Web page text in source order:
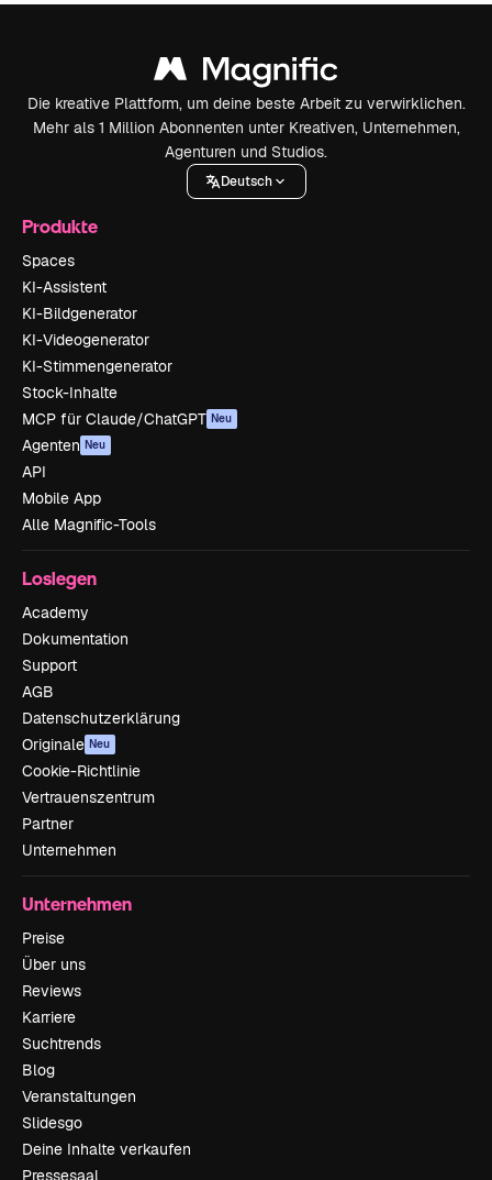
Die kreative Plattform, um deine beste Arbeit zu verwirklichen.
Mehr als 1 Million Abonnenten unter Kreativen, Unternehmen,
Agenturen und Studios.
Deutsch
Produkte
Spaces
KI-Assistent
KI-Bildgenerator
KI-Videogenerator
KI-Stimmengenerator
Stock-Inhalte
MCP für Claude/ChatGPT Neu
Agenten Neu
API
Mobile App
Alle Magnific-Tools
Loslegen
Academy
Dokumentation
Support
AGB
Datenschutzerklärung
Originale Neu
Cookie-Richtlinie
Vertrauenszentrum
Partner
Unternehmen
Unternehmen
Preise
Über uns
Reviews
Karriere
Suchtrends
Blog
Veranstaltungen
Slidesgo
Deine Inhalte verkaufen
Pressesaal